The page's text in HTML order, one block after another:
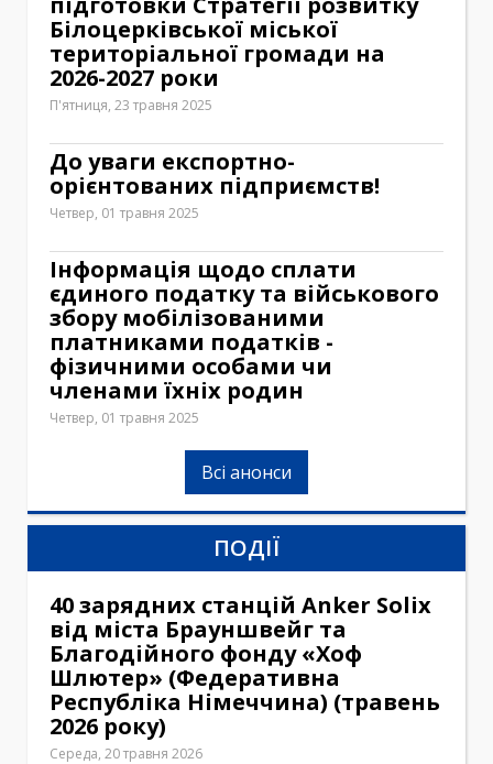
Білоцерківської міської
територіальної громади на
2026-2027 роки
П'ятниця, 23 травня 2025
До уваги експортно-
орієнтованих підприємств!
Четвер, 01 травня 2025
Інформація щодо сплати
єдиного податку та військового
збору мобілізованими
платниками податків -
фізичними особами чи
членами їхніх родин
Четвер, 01 травня 2025
Всі анонси
ПОДІЇ
40 зарядних станцій Anker Solix
від міста Брауншвейг та
Благодійного фонду «Хоф
Шлютер» (Федеративна
Республіка Німеччина) (травень
2026 року)
Середа, 20 травня 2026